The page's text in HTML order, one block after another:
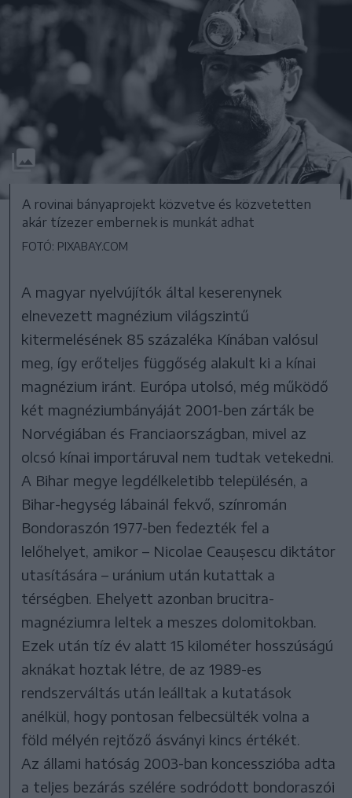
A rovinai bányaprojekt közvetve és közvetetten
akár tízezer embernek is munkát adhat
FOTÓ: PIXABAY.COM
A magyar nyelvújítók által keserenynek
elnevezett magnézium világszintű
kitermelésének 85 százaléka Kínában valósul
meg, így erőteljes függőség alakult ki a kínai
magnézium iránt. Európa utolsó, még működő
két magnéziumbányáját 2001-ben zárták be
Norvégiában és Franciaországban, mivel az
olcsó kínai importáruval nem tudtak vetekedni.
A Bihar megye legdélkeletibb településén, a
Bihar-hegység lábainál fekvő, színromán
Bondoraszón 1977-ben fedezték fel a
lelőhelyet, amikor – Nicolae Ceaușescu diktátor
utasítására – uránium után kutattak a
térségben. Ehelyett azonban brucitra-
magnéziumra leltek a meszes dolomitokban.
Ezek után tíz év alatt 15 kilométer hosszúságú
aknákat hoztak létre, de az 1989-es
rendszerváltás után leálltak a kutatások
anélkül, hogy pontosan felbecsülték volna a
föld mélyén rejtőző ásványi kincs értékét.
Az állami hatóság 2003-ban koncesszióba adta
a teljes bezárás szélére sodródott bondoraszói